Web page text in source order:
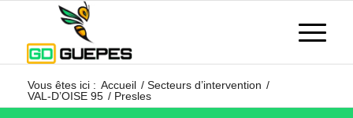
Vous êtes ici : Accueil / Secteurs d’intervention /
VAL-D’OISE 95 / Presles